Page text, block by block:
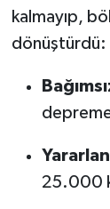
kalmayıp,
dönüştürdü:
25.000